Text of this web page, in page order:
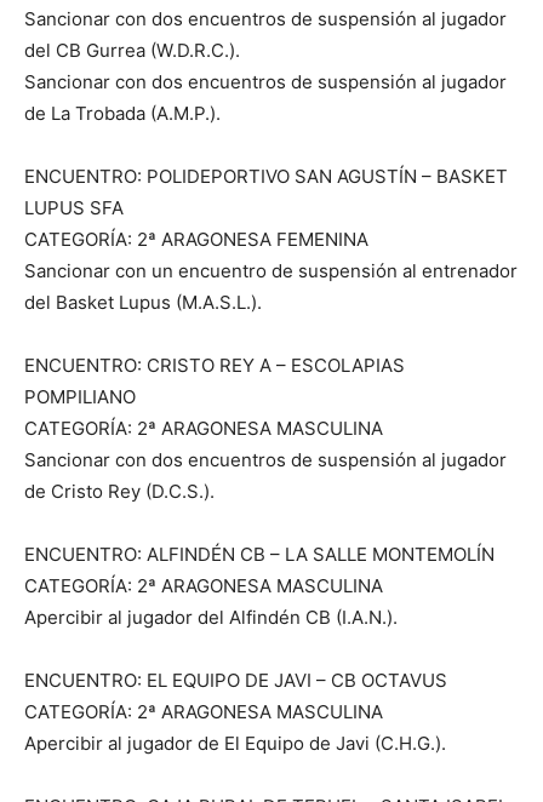
Sancionar con dos encuentros de suspensión al jugador
del CB Gurrea (W.D.R.C.).
Sancionar con dos encuentros de suspensión al jugador
de La Trobada (A.M.P.).
ENCUENTRO: POLIDEPORTIVO SAN AGUSTÍN – BASKET
LUPUS SFA
CATEGORÍA: 2ª ARAGONESA FEMENINA
Sancionar con un encuentro de suspensión al entrenador
del Basket Lupus (M.A.S.L.).
ENCUENTRO: CRISTO REY A – ESCOLAPIAS
POMPILIANO
CATEGORÍA: 2ª ARAGONESA MASCULINA
Sancionar con dos encuentros de suspensión al jugador
de Cristo Rey (D.C.S.).
ENCUENTRO: ALFINDÉN CB – LA SALLE MONTEMOLÍN
CATEGORÍA: 2ª ARAGONESA MASCULINA
Apercibir al jugador del Alfindén CB (I.A.N.).
ENCUENTRO: EL EQUIPO DE JAVI – CB OCTAVUS
CATEGORÍA: 2ª ARAGONESA MASCULINA
Apercibir al jugador de El Equipo de Javi (C.H.G.).